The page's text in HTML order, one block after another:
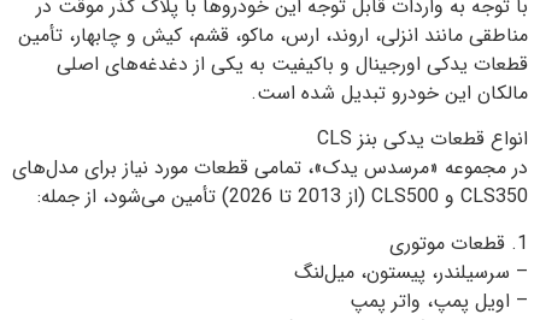
با توجه به واردات قابل توجه این خودروها با پلاک گذر موقت در
مناطقی مانند انزلی، اروند، ارس، ماکو، قشم، کیش و چابهار، تأمین
قطعات یدکی اورجینال و باکیفیت به یکی از دغدغه‌های اصلی
مالکان این خودرو تبدیل شده است.
انواع قطعات یدکی بنز CLS
در مجموعه «مرسدس یدک»، تمامی قطعات مورد نیاز برای مدل‌های
CLS350 و CLS500 (از 2013 تا 2026) تأمین می‌شود، از جمله:
1. قطعات موتوری
– سرسیلندر، پیستون، میل‌لنگ
– اویل پمپ، واتر پمپ